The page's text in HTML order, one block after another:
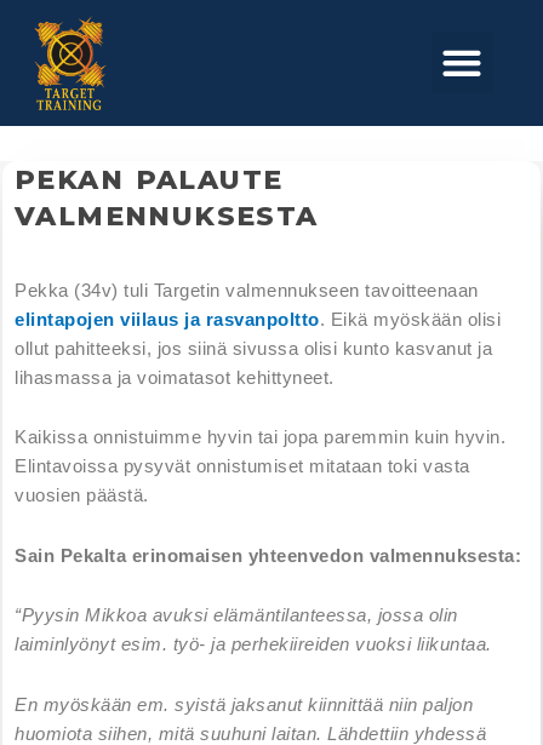
content
PEKAN PALAUTE
VALMENNUKSESTA
Pekka (34v) tuli Targetin valmennukseen tavoitteenaan
elintapojen viilaus ja rasvanpoltto. Eikä myöskään olisi
ollut pahitteeksi, jos siinä sivussa olisi kunto kasvanut ja
lihasmassa ja voimatasot kehittyneet.
Kaikissa onnistuimme hyvin tai jopa paremmin kuin hyvin.
Elintavoissa pysyvät onnistumiset mitataan toki vasta
vuosien päästä.
Sain Pekalta erinomaisen yhteenvedon valmennuksesta:
“Pyysin Mikkoa avuksi elämäntilanteessa, jossa olin
laiminlyönyt esim. työ- ja perhekiireiden vuoksi liikuntaa.
En myöskään em. syistä jaksanut kiinnittää niin paljon
huomiota siihen, mitä suuhuni laitan. Lähdettiin yhdessä